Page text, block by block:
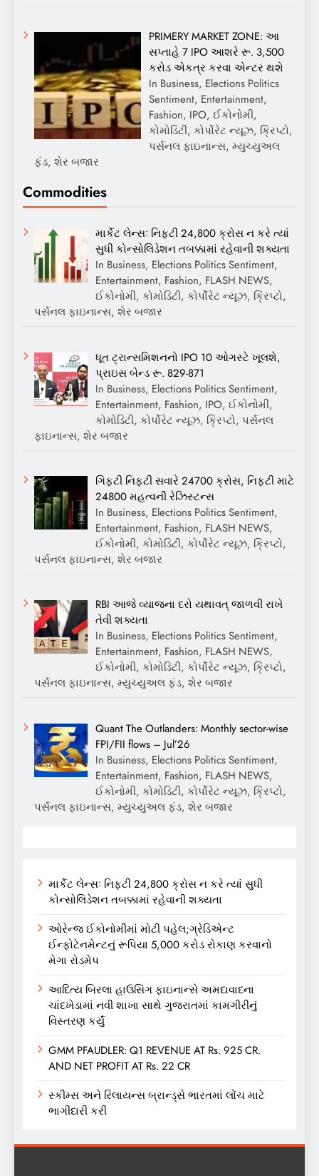
PRIMERY MARKET ZONE: આ
સપ્તાહે 7 IPO આશરે રૂ. 3,500
કરોડ એકત્ર કરવા એન્ટર થશે
In Business, Elections Politics
Sentiment, Entertainment,
Fashion, IPO, ઈકોનોમી,
કોમોડિટી, કોર્પોરેટ ન્યૂઝ, ક્રિપ્ટો,
પર્સનલ ફાઇનાન્સ, મ્યુચ્યુઅલ
ફંડ, શેર બજાર
Commodities
માર્કેટ લેન્સઃ નિફ્ટી 24,800 ક્રોસ ન કરે ત્યાં
સુધી કોન્સોલિડેશન તબક્કામાં રહેવાની શક્યતા
In Business, Elections Politics Sentiment,
Entertainment, Fashion, FLASH NEWS,
ઈકોનોમી, કોમોડિટી, કોર્પોરેટ ન્યૂઝ, ક્રિપ્ટો,
પર્સનલ ફાઇનાન્સ, શેર બજાર
ધૂત ટ્રાન્સમિશનનો IPO 10 ઓગસ્ટે ખૂલશે,
પ્રાઇસ બેન્ડ રૂ. 829-871
In Business, Elections Politics Sentiment,
Entertainment, Fashion, IPO, ઈકોનોમી,
કોમોડિટી, કોર્પોરેટ ન્યૂઝ, ક્રિપ્ટો, પર્સનલ
ફાઇનાન્સ, શેર બજાર
ગિફ્ટી નિફ્ટી સવારે 24700 ક્રોસ, નિફ્ટી માટે
24800 મહત્વની રેઝિસ્ટન્સ
In Business, Elections Politics Sentiment,
Entertainment, Fashion, FLASH NEWS,
ઈકોનોમી, કોમોડિટી, કોર્પોરેટ ન્યૂઝ, ક્રિપ્ટો,
પર્સનલ ફાઇનાન્સ, શેર બજાર
RBI આજે વ્યાજના દરો યથાવત્ જાળવી રાખે
તેવી શક્યતા
In Business, Elections Politics Sentiment,
Entertainment, Fashion, FLASH NEWS,
ઈકોનોમી, કોમોડિટી, કોર્પોરેટ ન્યૂઝ, ક્રિપ્ટો,
પર્સનલ ફાઇનાન્સ, મ્યુચ્યુઅલ ફંડ, શેર બજાર
Quant The Outlanders: Monthly sector-wise
FPI/FII flows – Jul’26
In Business, Elections Politics Sentiment,
Entertainment, Fashion, FLASH NEWS,
ઈકોનોમી, કોમોડિટી, કોર્પોરેટ ન્યૂઝ, ક્રિપ્ટો,
પર્સનલ ફાઇનાન્સ, મ્યુચ્યુઅલ ફંડ, શેર બજાર
માર્કેટ લેન્સઃ નિફ્ટી 24,800 ક્રોસ ન કરે ત્યાં સુધી
કોન્સોલિડેશન તબક્કામાં રહેવાની શક્યતા
ઓરેન્જ ઈકોનોમીમાં મોટી પહેલ;ગ્રેડિએન્ટ
ઈન્ફોટેનમેન્ટનું રૂપિયા 5,000 કરોડ રોકાણ કરવાનો
મેગા રોડમેપ
આદિત્ય બિરલા હાઉસિંગ ફાઇનાન્સે અમદાવાદના
ચાંદખેડામાં નવી શાખા સાથે ગુજરાતમાં કામગીરીનું
વિસ્તરણ કર્યું
GMM PFAUDLER: Q1 REVENUE AT Rs. 925 CR.
AND NET PROFIT AT Rs. 22 CR
સ્કીમ્સ અને રિલાયન્સ બ્રાન્ડ્સે ભારતમાં લોંચ માટે
ભાગીદારી કરી